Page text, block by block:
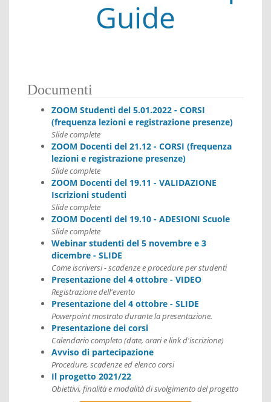
Guide
Documenti
ZOOM Studenti del 5.01.2022 - CORSI
(frequenza lezioni e registrazione presenze)
Slide complete
ZOOM Docenti del 21.12 - CORSI (frequenza
lezioni e registrazione presenze)
Slide complete
ZOOM Docenti del 19.11 - VALIDAZIONE
Iscrizioni studenti
Slide complete
ZOOM Docenti del 19.10 - ADESIONI Scuole
Slide complete
Webinar studenti del 5 novembre e 3
dicembre - SLIDE
Come iscriversi - scadenze e procedure per studenti
Presentazione del 4 ottobre - VIDEO
Registrazione dell'evento
Presentazione del 4 ottobre - SLIDE
Powerpoint mostrato durante la presentazione.
Presentazione dei corsi
Calendario completo (date, orari e link d'iscrizione)
Avviso di partecipazione
Procedure, scadenze ed elenco corsi
Il progetto 2021/22
Obiettivi, finalità e modalità di svolgimento del progetto